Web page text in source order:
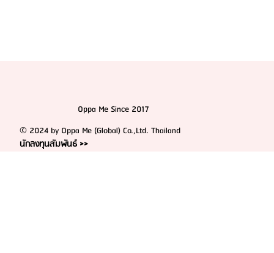
Oppa Me Since 2017
© 2024 by Oppa Me (Global) Co.,Ltd. Thailand
นักลงทุนสัมพันธ์ >>